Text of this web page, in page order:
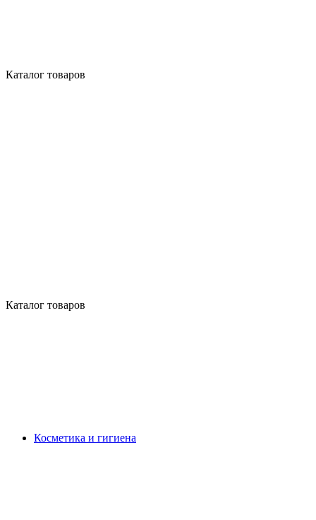
Каталог товаров
Каталог товаров
Косметика и гигиена